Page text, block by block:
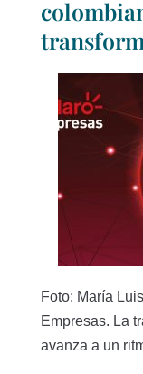
Foto: María
Empresas. La
avanza a un